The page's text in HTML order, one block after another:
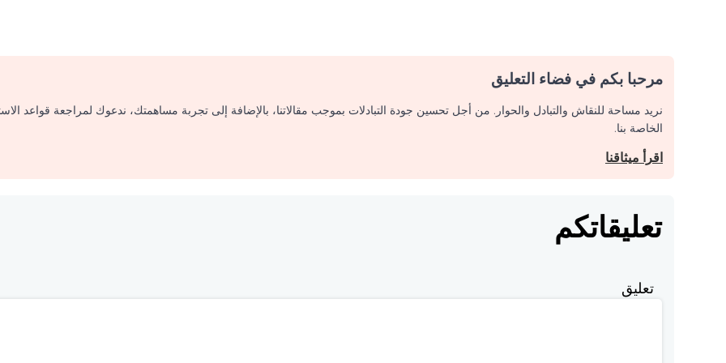
مرحبا بكم في فضاء التعليق
نريد مساحة للنقاش والتبادل والحوار. من أجل تحسين جودة التبادلات بموجب مقالاتنا، بالإضافة إلى تجربة مساهمتك، ندعوك لمراجعة قواعد
الخاصة بنا.
اقرأ ميثاقنا
تعليقاتكم
تعليق